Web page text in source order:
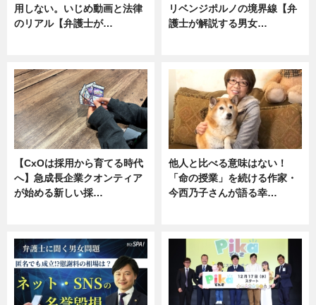
用しない。いじめ動画と法律
のリアル【弁護士が…
リベンジポルノの境界線【弁
護士が解説する男女…
【CxOは採用から育てる時代
へ】急成長企業クオンティア
が始める新しい採…
他人と比べる意味はない！
「命の授業」を続ける作家・
今西乃子さんが語る幸…